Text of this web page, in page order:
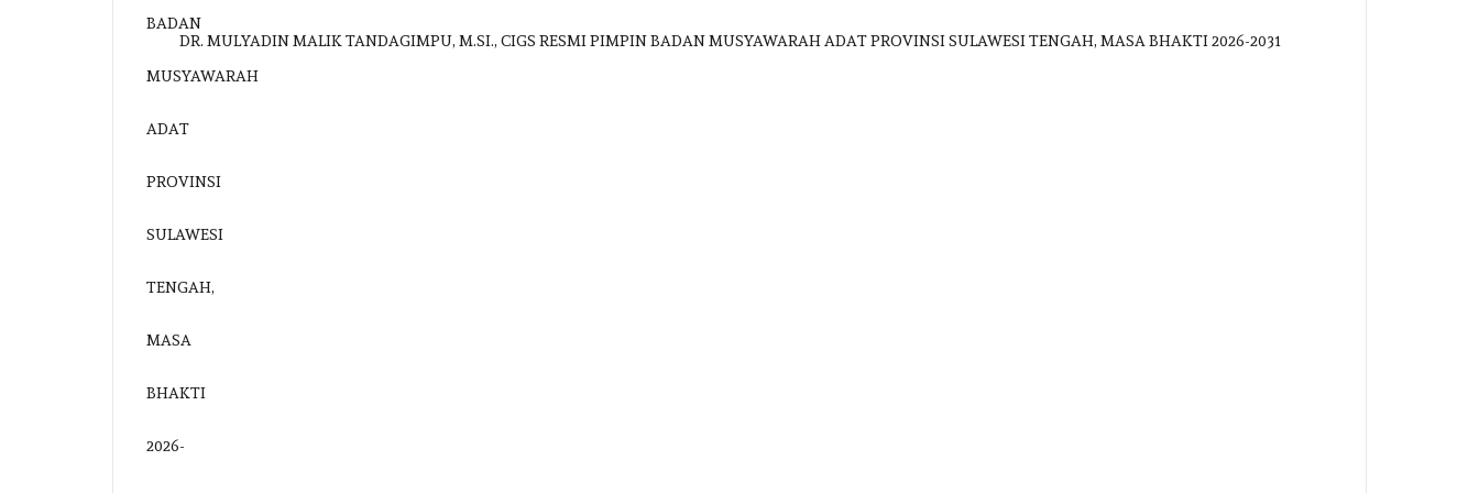
DR. MULYADIN MALIK TANDAGIMPU, M.SI., CIGS RESMI PIMPIN BADAN MUSYAWARAH ADAT PROVINSI SULAWESI TENGAH, MASA BHAKTI 2026-2031